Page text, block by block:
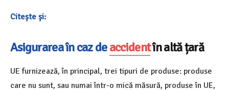
Citește și:
Asigurarea în caz deaccidentîn altă țară
UE furnizează, în principal, trei tipuri de produse: produse
care nu sunt, sau numai într-o mică măsură, produse în UE,